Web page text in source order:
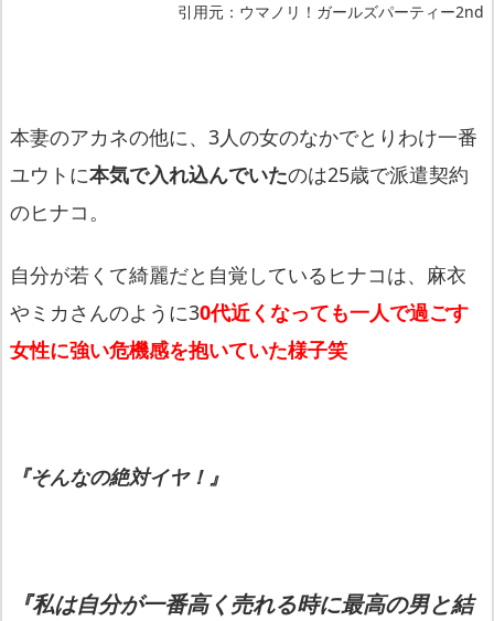
引用元：ウマノリ！ガールズパーティー2nd
本妻のアカネの他に、3人の女のなかでとりわけ一番
ユウトに本気で入れ込んでいたのは25歳で派遣契約
のヒナコ。
自分が若くて綺麗だと自覚しているヒナコは、麻衣
やミカさんのように30代近くなっても一人で過ごす
女性に強い危機感を抱いていた様子笑
『そんなの絶対イヤ！』
『私は自分が一番高く売れる時に最高の男と結